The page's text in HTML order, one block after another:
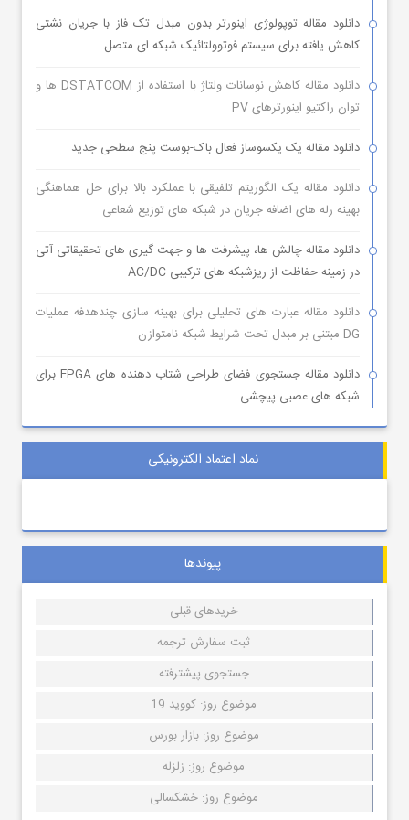
دانلود مقاله توپولوژی اینورتر بدون مبدل تک فاز با جریان نشتی
کاهش یافته برای سیستم فوتوولتائیک شبکه ای متصل
دانلود مقاله کاهش نوسانات ولتاژ با استفاده از DSTATCOM ها و
توان راکتیو اینورترهای PV
دانلود مقاله یک یکسوساز فعال باک-بوست پنج سطحی جدید
دانلود مقاله یک الگوریتم تلفیقی با عملکرد بالا برای حل هماهنگی
بهینه رله های اضافه جریان در شبکه های توزیع شعاعی
دانلود مقاله چالش ها، پیشرفت ها و جهت گیری های تحقیقاتی آتی
در زمینه حفاظت از ریزشبکه های ترکیبی AC/DC
دانلود مقاله عبارت های تحلیلی برای بهینه سازی چندهدفه عملیات
DG مبتنی بر مبدل تحت شرایط شبکه نامتوازن
دانلود مقاله جستجوی فضای طراحی شتاب دهنده های FPGA برای
شبکه های عصبی پیچشی
نماد اعتماد الکترونیکی
پیوندها
خریدهای قبلی
ثبت سفارش ترجمه
جستجوی پیشترفته
موضوع روز: کووید 19
موضوع روز: بازار بورس
موضوع روز: زلزله
موضوع روز: خشکسالی